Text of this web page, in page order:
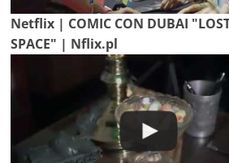
Netflix | COMIC CON DUBAI
SPACE" | Nflix.pl